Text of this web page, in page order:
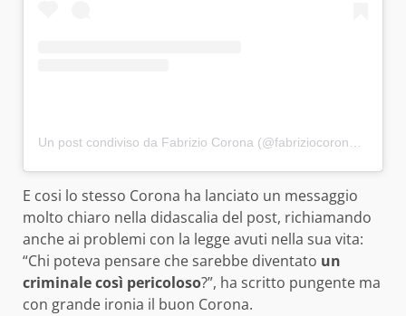
Un post condiviso da Fabrizio Corona (@fabriziocoronareal)
E cosi lo stesso Corona ha lanciato un messaggio
molto chiaro nella didascalia del post, richiamando
anche ai problemi con la legge avuti nella sua vita:
“Chi poteva pensare che sarebbe diventato un
criminale così pericoloso?”, ha scritto pungente ma
con grande ironia il buon Corona.